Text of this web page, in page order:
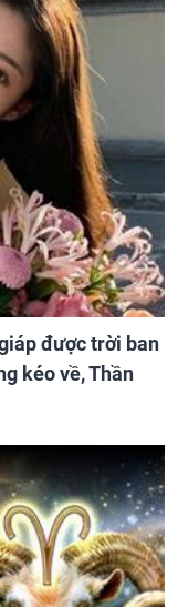
được trời ban
kéo về, Thần